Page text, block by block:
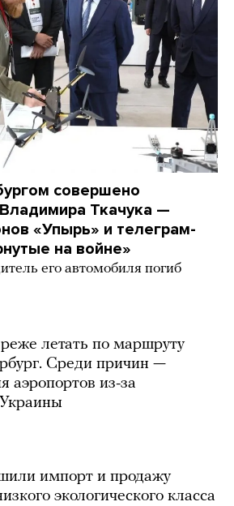
совершено
Ткачука —
«Упырь» и телеграм-
на войне»
его автомобиля погиб
летать по маршруту
Среди причин —
аэропортов из-за
импорт и продажу
экологического класса